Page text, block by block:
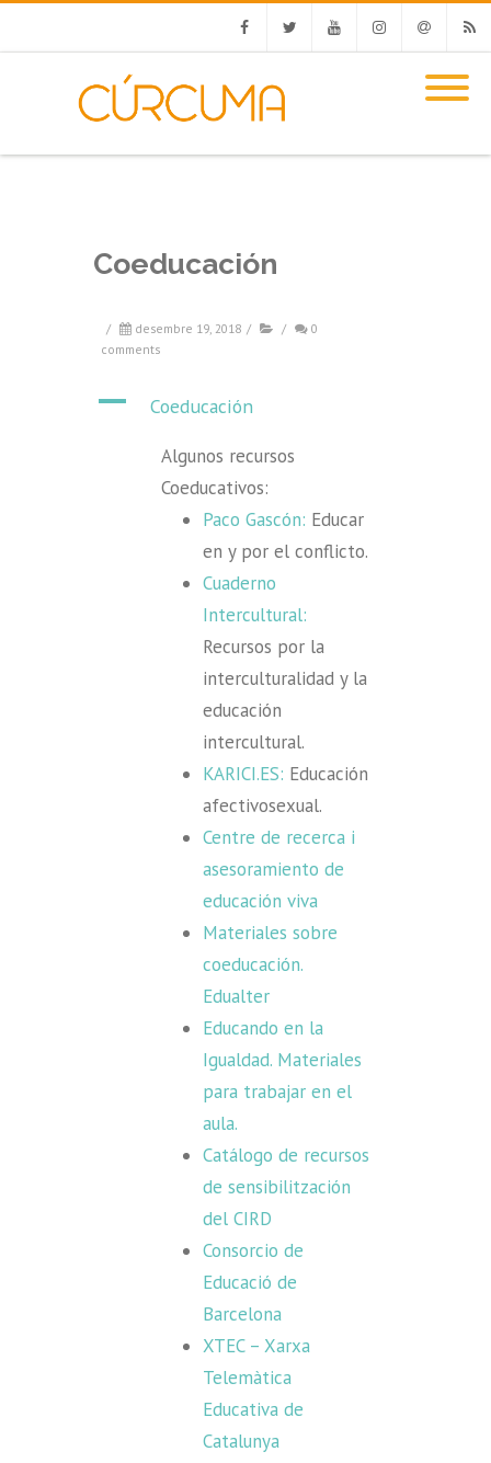
Email RSS
Coeducación
/ desembre 19, 2018 / /
0
comments
A Coeducación
Algunos recursos
Coeducativos:
Paco Gascón: Educar
en y por el conflicto.
Cuaderno
Intercultural:
Recursos por la
interculturalidad y la
educación
intercultural.
KARICI.ES: Educación
afectivosexual.
Centre de recerca i
asesoramiento de
educación viva
Materiales sobre
coeducación.
Edualter
Educando en la
Igualdad. Materiales
para trabajar en el
aula.
Catálogo de recursos
de sensibilitzación
del CIRD
Consorcio de
Educació de
Barcelona
XTEC – Xarxa
Telemàtica
Educativa de
Catalunya